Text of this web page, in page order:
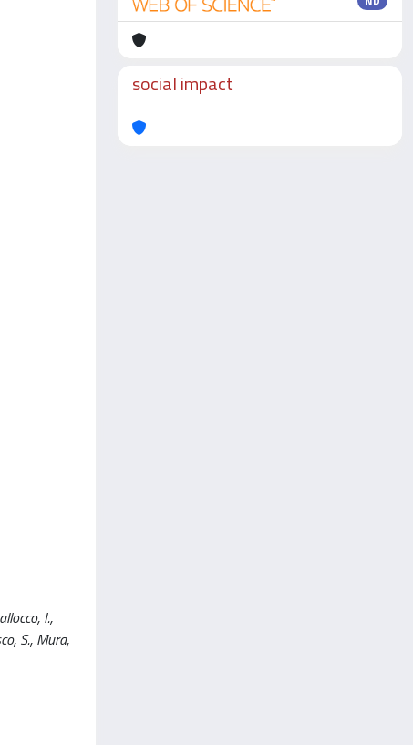
I.,
S., Mura,
social impact